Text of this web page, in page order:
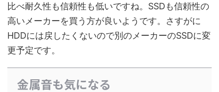
比べ耐久性も信頼性も低いですね。SSDも信頼性の
高いメーカーを買う方が良いようです。さすがに
HDDには戻したくないので別のメーカーのSSDに変
更予定です。
金属音も気になる